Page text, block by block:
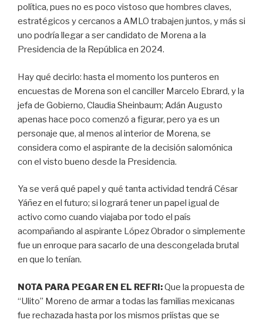
política, pues no es poco vistoso que hombres claves,
estratégicos y cercanos a AMLO trabajen juntos, y más si
uno podría llegar a ser candidato de Morena a la
Presidencia de la República en 2024.
Hay qué decirlo: hasta el momento los punteros en
encuestas de Morena son el canciller Marcelo Ebrard, y la
jefa de Gobierno, Claudia Sheinbaum; Adán Augusto
apenas hace poco comenzó a figurar, pero ya es un
personaje que, al menos al interior de Morena, se
considera como el aspirante de la decisión salomónica
con el visto bueno desde la Presidencia.
Ya se verá qué papel y qué tanta actividad tendrá César
Yáñez en el futuro; si logrará tener un papel igual de
activo como cuando viajaba por todo el país
acompañando al aspirante López Obrador o simplemente
fue un enroque para sacarlo de una descongelada brutal
en que lo tenían.
NOTA PARA PEGAR EN EL REFRI:Que la propuesta de
“Ulito” Moreno de armar a todas las familias mexicanas
fue rechazada hasta por los mismos priístas que se